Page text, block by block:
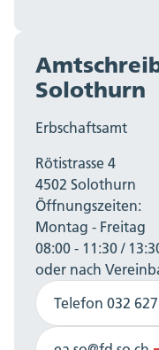
Solothurn
Erbschaftsamt
Rötistrasse 4
4502 Solothurn
Öffnungszeiten:
Montag - Freitag
08:00 - 11:30 /
oder nach
Telefon 032